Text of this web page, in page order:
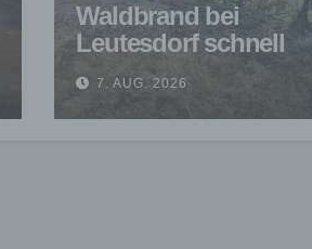
Waldbrand bei
Leutesdorf schnell
gelöscht – Feuerwehr
warnt vor erhöhter
Brandgefahr
7. AUG. 2026